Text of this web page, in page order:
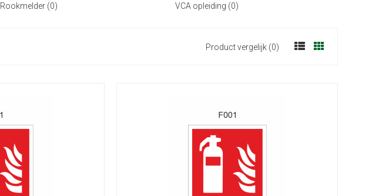
Rookmelder (0) VCA opleiding (0)
Product vergelijk (0)